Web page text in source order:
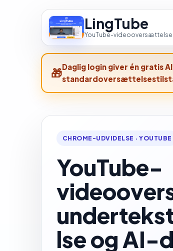
LingTube
YouTube-videooversættelse
Daglig login giver én
CHROME-UDVIDELSE · YOUTUBE
YouTube-
lse og AI-